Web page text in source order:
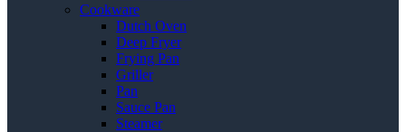
Cookware
Dutch Oven
Deep Fryer
Frying Pan
Griller
Pan
Sauce Pan
Steamer